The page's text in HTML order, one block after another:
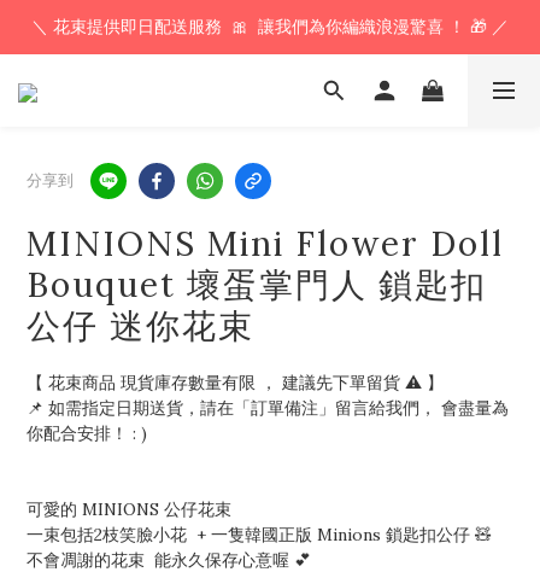
下 午 𝟱𝗣𝗠 前 訂 單  🕔  即 日 寄 出 ！ 最 快 翌 日 送 到 ！⚡️
＼ 花束提供即日配送服務  🎀  讓我們為你編織浪漫驚喜 ！ 🎁 ／
下 午 𝟱𝗣𝗠 前 訂 單  🕔  即 日 寄 出 ！ 最 快 翌 日 送 到 ！⚡️
分享到
MINIONS Mini Flower Doll
Bouquet 壞蛋掌門人 鎖匙扣
公仔 迷你花束
【 花束商品 現貨庫存數量有限 ， 建議先下單留貨 ⚠️ 】
📌 如需指定日期送貨，請在「訂單備注」留言給我們， 會盡量為
你配合安排！ : )
可愛的 MINIONS 公仔花束
一束包括2枝笑臉小花  + 一隻韓國正版 Minions 鎖匙扣公仔 🧸
不會凋謝的花束  能永久保存心意喔 💕